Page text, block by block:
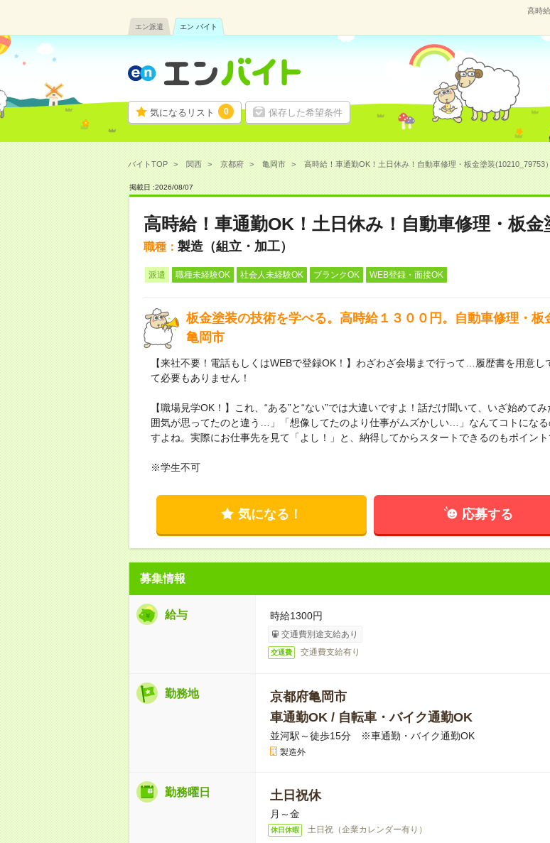
高時
エン派遣 エン バイト
気になるリスト 0 保存した希望条件
バイトTOP 関西 京都府 亀岡市 高時給！車通勤OK！土日休み！自動車修理・板金塗装(10210_79753
掲載日 :2026/08/07
高時給！車通勤OK！土日休み！自動車修理・板金
職種： 製造（組立・加工）
派遣 職種未経験OK 社会人未経験OK ブランクOK WEB登録・面接OK
板金塗装の技術を学べる。高時給１３００円。自動車修理・板
亀岡市
【来社不要！電話もしくはWEBで登録OK！】わざわざ会場まで行って…履歴書を用意
て必要もありません！
【職場見学OK！】これ、“ある”と“ない”では大違いですよ！話だけ聞いて、いざ始めて
囲気が思ってたのと違う…」「想像してたのより仕事がムズかしい…」なんてコトにな
すよね。実際にお仕事先を見て「よし！」と、納得してからスタートできるのもポイント
※学生不可
気になる！ 応募する
募集情報
給与 時給1300円
交通費別途支給あり
交通費 交通費支給有り
勤務地
京都府亀岡市
車通勤OK / 自転車・バイク通勤OK
並河駅～徒歩15分 ※車通勤・バイク通勤OK
製造外
勤務曜日 土日祝休
月～金
休日休暇 土日祝（企業カレンダー有り）